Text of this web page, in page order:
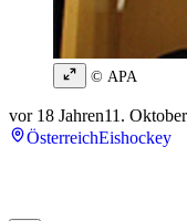
© APA
vor 18 Jahren11.
ÖsterreichEishockey